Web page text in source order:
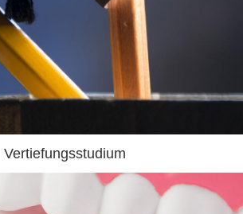
Vertiefungsstudium